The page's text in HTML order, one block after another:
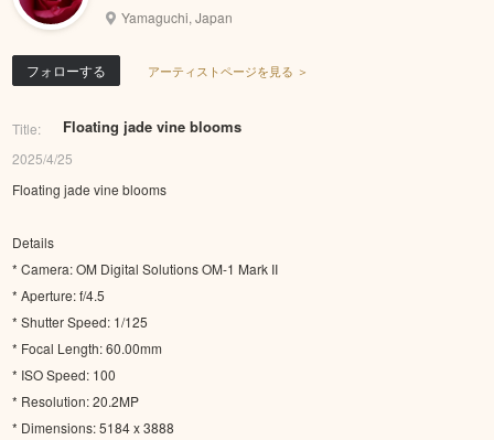
Yamaguchi, Japan
フォローする アーティストページを見る ＞
Title: Floating jade vine blooms
2025/4/25
Floating jade vine blooms
Details
* Camera: OM Digital Solutions OM-1 Mark II
* Aperture: f/4.5
* Shutter Speed: 1/125
* Focal Length: 60.00mm
* ISO Speed: 100
* Resolution: 20.2MP
* Dimensions: 5184 x 3888